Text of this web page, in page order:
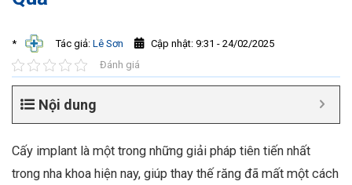
* Tác giả: Lê Sơn
Cập nhật: 9:31 - 24/02/2025
Đánh giá
Nội dung
Cấy implant là một trong những giải pháp tiên tiến nhất
trong nha khoa hiện nay, giúp thay thế răng đã mất một cách